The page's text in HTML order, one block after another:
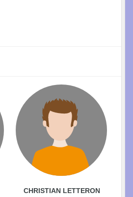
CHRISTIAN LETTERON